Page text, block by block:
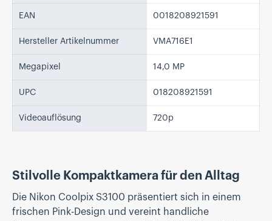
EAN 0018208921591
Hersteller Artikelnummer VMA716E1
Megapixel 14,0 MP
UPC 018208921591
Videoauflösung 720p
Stilvolle Kompaktkamera für den Alltag
Die Nikon Coolpix S3100 präsentiert sich in einem
frischen Pink-Design und vereint handliche